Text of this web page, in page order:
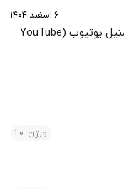
۶ اسفند ۱۴۰۴
فونت‌های مناسب تامنیل یوتیوب (YouTube
ورژن: 1.0